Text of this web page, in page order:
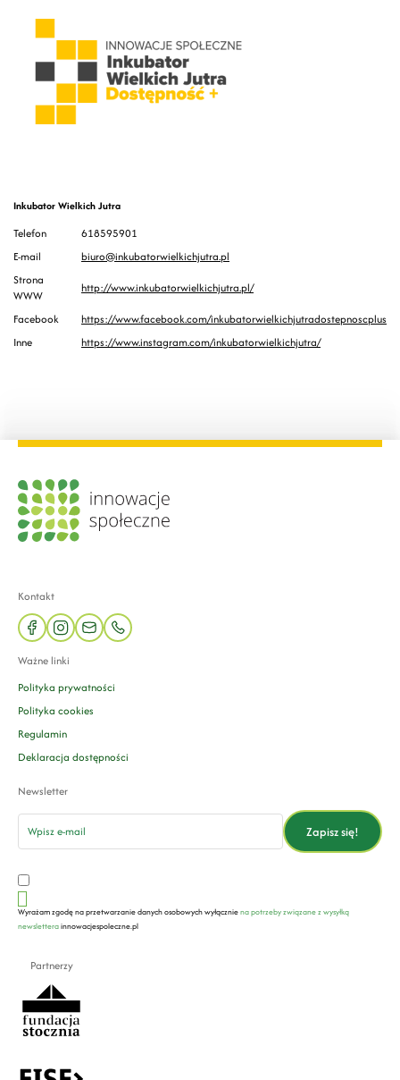
Inkubator Wielkich Jutra
Telefon
618595901
E-mail
biuro@inkubatorwielkichjutra.pl
Strona
WWW
http://www.inkubatorwielkichjutra.pl/
Facebook
https://www.facebook.com/inkubatorwielkichjutradostepnoscplus
Inne
https://www.instagram.com/inkubatorwielkichjutra/
Kontakt
facebookinstagram
mail phone
Ważne linki
Polityka prywatności
Polityka cookies
Regulamin
Deklaracja dostępności
Newsletter
email
Zapisz się!
Wyrażam zgodę na przetwarzanie danych osobowych wyłączniena potrzeby związane z wysyłką
newsletterainnowacjespoleczne.pl
Partnerzy